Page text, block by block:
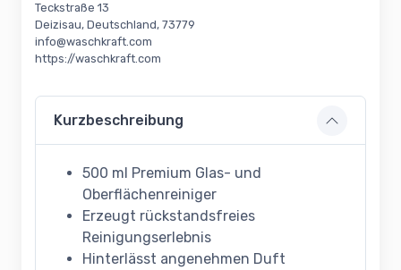
Teckstraße 13
Deizisau, Deutschland, 73779
info@waschkraft.com
https://waschkraft.com
Kurzbeschreibung
500 ml Premium Glas- und
Oberflächenreiniger
Erzeugt rückstandsfreies
Reinigungserlebnis
Hinterlässt angenehmen Duft